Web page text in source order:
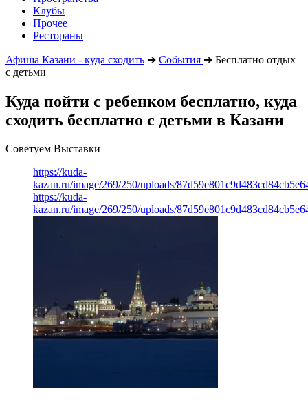
Клубы
Прочее
Рестораны
Афиша Казани - куда сходить ➔ События ➔ Бесплатно отдых
с детьми
Куда пойти с ребенком бесплатно, куда
сходить бесплатно с детьми в Казани
Советуем Выставки
https://kuda-
kazan.ru/image/269/250/uploads/
https://kuda-
kazan.ru/image/269/250/uploads/